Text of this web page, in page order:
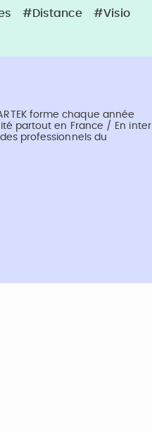
#Distance #Visio
forme chaque année
partout en France / En inter
professionnels du